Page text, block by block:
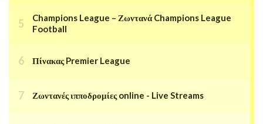
Champions League – Ζωντανά Champions League
Football
Πίνακας Premier League
Ζωντανές ιπποδρομίες online - Live Streams